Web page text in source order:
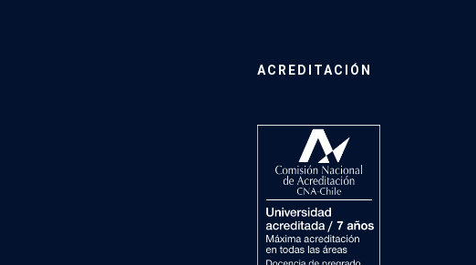
ACREDITACIÓN